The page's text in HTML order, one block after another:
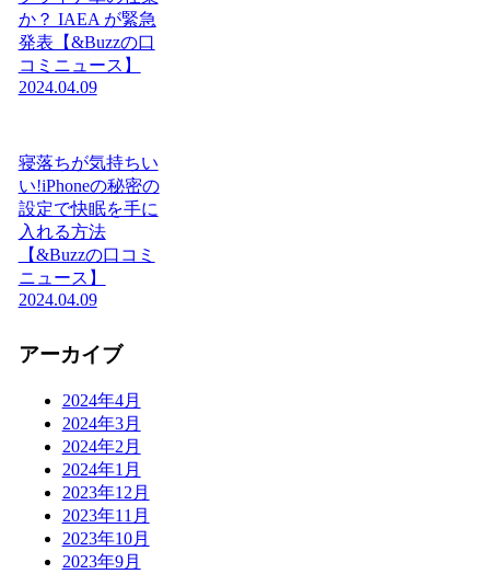
か？ IAEA が緊急
発表【&Buzzの口
コミニュース】
2024.04.09
寝落ちが気持ちい
い!iPhoneの秘密の
設定で快眠を手に
入れる方法
【&Buzzの口コミ
ニュース】
2024.04.09
アーカイブ
2024年4月
2024年3月
2024年2月
2024年1月
2023年12月
2023年11月
2023年10月
2023年9月